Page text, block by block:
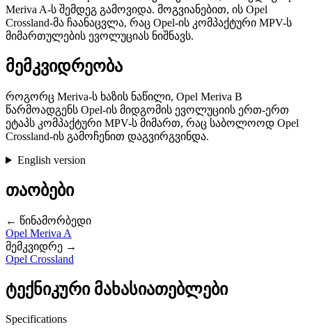
Meriva A-ს შემდეგ გამოვიდა. მოგვიანებით, ის Opel
Crossland-მა ჩაანაცვლა, რაც Opel-ის კომპაქტური MPV-ს
მიმართულების ევოლუციას ნიშნავს.
მემკვიდრეობა
როგორც Meriva-ს ხაზის ნაწილი, Opel Meriva B
წარმოადგენს Opel-ის მიდგომის ევოლუციის ერთ-ერთ
ეტაპს კომპაქტური MPV-ს მიმართ, რაც საბოლოოდ Opel
Crossland-ის გამოჩენით დაგვირგვინდა.
English version
თაობები
← წინამორბედი
Opel Meriva A
მემკვიდრე →
Opel Crossland
ტექნიკური მახასიათებლები
Specifications